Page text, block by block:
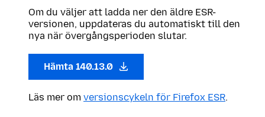
Om du väljer att ladda ner den äldre ESR-
versionen, uppdateras du automatiskt till den
nya när övergångsperioden slutar.
Hämta 140.13.0
Läs mer om versionscykeln för Firefox ESR.